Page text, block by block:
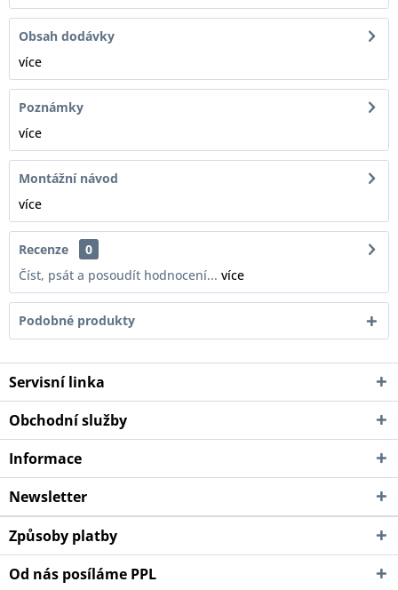
Obsah dodávky
více
Poznámky
více
Montážní návod
více
Recenze
0
Číst, psát a posoudít hodnocení... více
Podobné produkty
Servisní linka
Obchodní služby
Informace
Newsletter
Způsoby platby
Od nás posíláme PPL